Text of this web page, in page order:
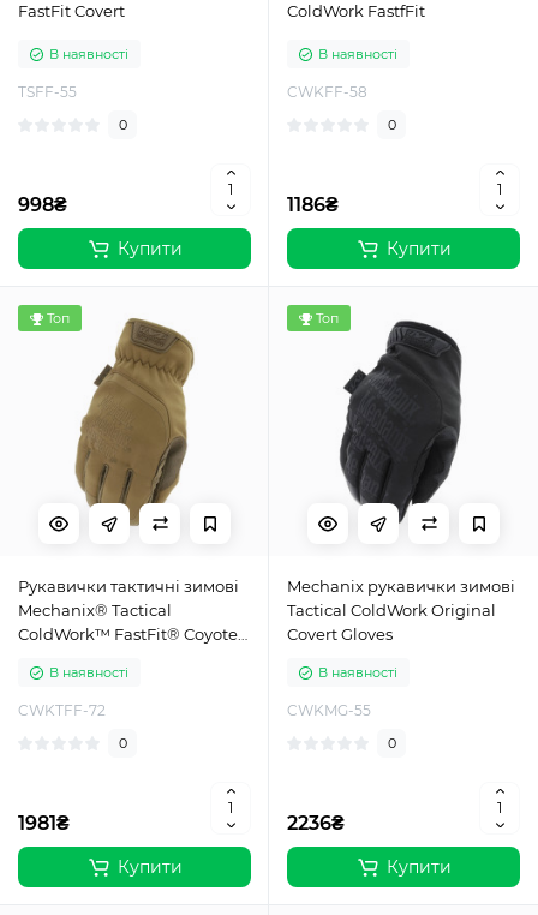
FastFit Covert
В наявності
TSFF-55
0
998₴
Купити
ColdWork FastfFit
В наявності
CWKFF-58
0
1186₴
Купити
Топ
Рукавички тактичні зимові
Mechanix® Tactical
ColdWork™ FastFit® Coyote
В наявності
CWKTFF-72
0
1981₴
Купити
Топ
Mechanix рукавички зимові
Tactical ColdWork Original
Covert Gloves
В наявності
CWKMG-55
0
2236₴
Купити